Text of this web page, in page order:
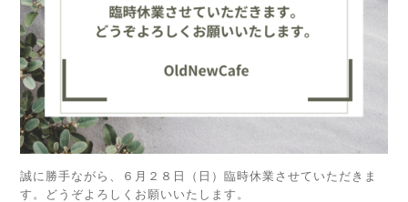
誠に勝手ながら、６月２８日（日）臨時休業させていただきま
す。どうぞよろしくお願いいたします。